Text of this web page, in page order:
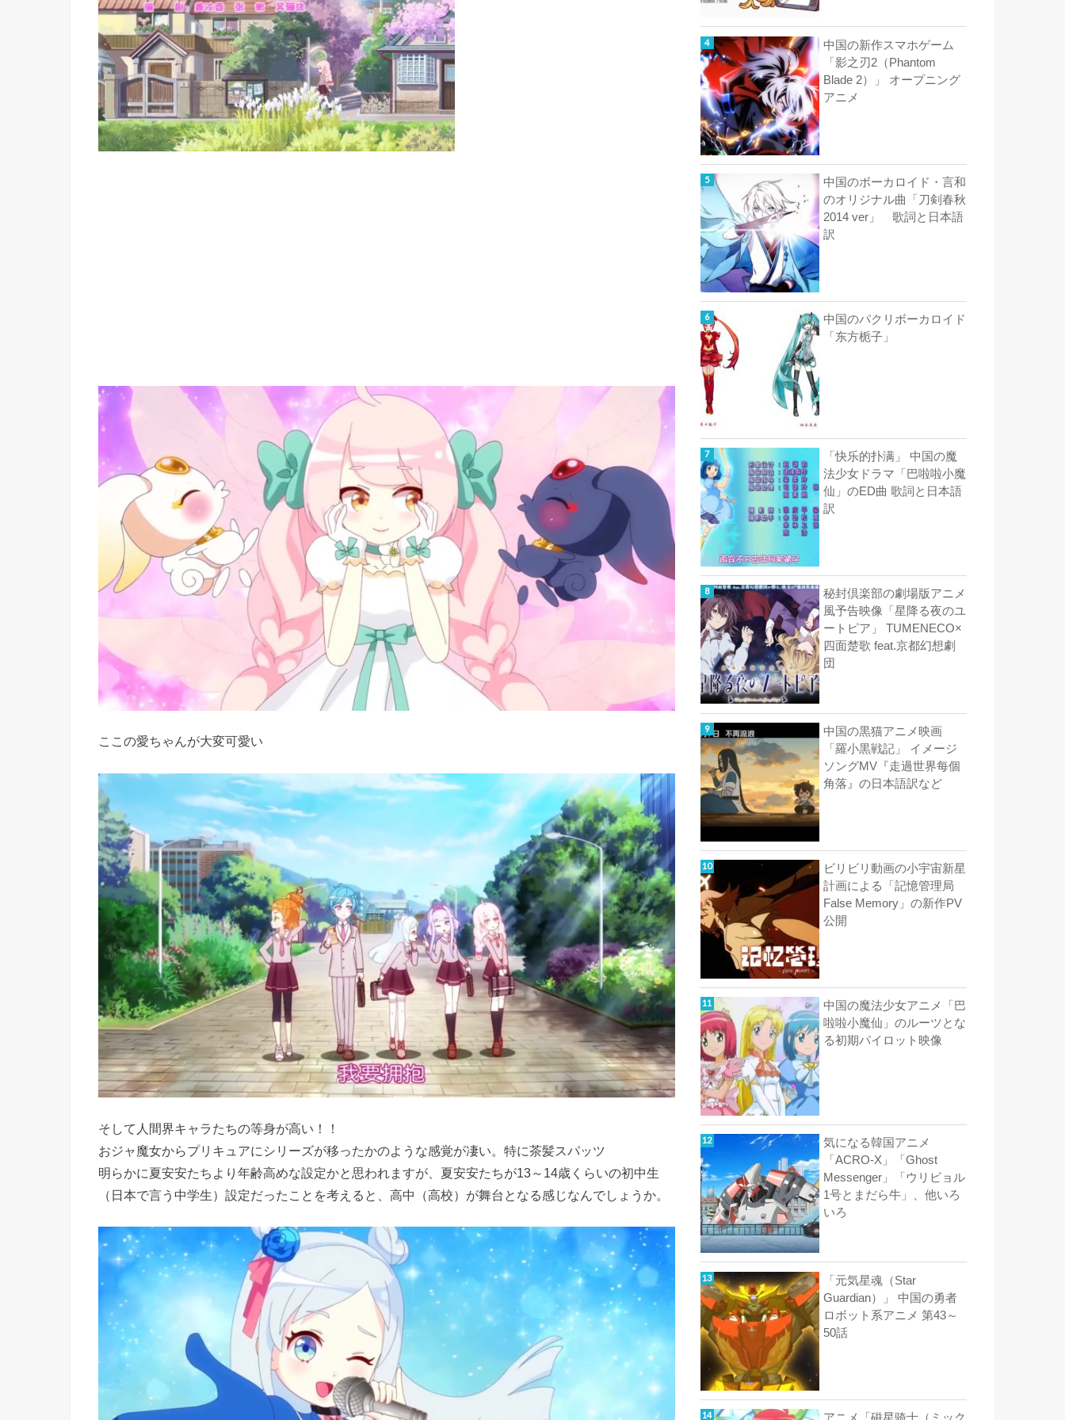
ここの愛ちゃんが大変可愛い
そして人間界キャラたちの等身が高い！！
おジャ魔女からプリキュアにシリーズが移ったかのような感覚が凄い。特に茶髪スパッツ
明らかに夏安安たちより年齢高めな設定かと思われますが、夏安安たちが13～14歳くらいの初中生
（日本で言う中学生）設定だったことを考えると、高中（高校）が舞台となる感じなんでしょうか。
中国の新作スマホゲーム
「影之刃2（Phantom
Blade 2）」 オープニング
アニメ
中国のボーカロイド・言和
のオリジナル曲「刀剣春秋
2014 ver」 歌詞と日本語
訳
中国のパクリボーカロイド
「东方栀子」
「快乐的扑满」 中国の魔
法少女ドラマ「巴啦啦小魔
仙」のED曲 歌詞と日本語
訳
秘封倶楽部の劇場版アニメ
風予告映像「星降る夜のユ
ートピア」 TUMENECO×
四面楚歌 feat.京都幻想劇
団
中国の黒猫アニメ映画
「羅小黒戦記」 イメージ
ソングMV『走過世界每個
角落』の日本語訳など
ビリビリ動画の小宇宙新星
計画による「記憶管理局
False Memory」の新作PV
公開
中国の魔法少女アニメ「巴
啦啦小魔仙」のルーツとな
る初期パイロット映像
気になる韓国アニメ
「ACRO-X」「Ghost
Messenger」「ウリビョル
1号とまだら牛」、他いろ
いろ
「元気星魂（Star
Guardian）」 中国の勇者
ロボット系アニメ 第43～
50話
アニメ「磁星骑士（ミック